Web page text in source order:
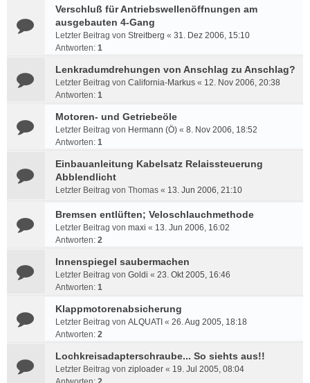
Verschluß für Antriebswellenöffnungen am
ausgebauten 4-Gang
Letzter Beitrag von Streitberg « 31. Dez 2006, 15:10
Antworten: 1
Lenkradumdrehungen von Anschlag zu Anschlag?
Letzter Beitrag von California-Markus « 12. Nov 2006, 20:38
Antworten: 1
Motoren- und Getriebeöle
Letzter Beitrag von Hermann (Ö) « 8. Nov 2006, 18:52
Antworten: 1
Einbauanleitung Kabelsatz Relaissteuerung
Abblendlicht
Letzter Beitrag von Thomas « 13. Jun 2006, 21:10
Bremsen entlüften; Veloschlauchmethode
Letzter Beitrag von maxi « 13. Jun 2006, 16:02
Antworten: 2
Innenspiegel saubermachen
Letzter Beitrag von Goldi « 23. Okt 2005, 16:46
Antworten: 1
Klappmotorenabsicherung
Letzter Beitrag von ALQUATI « 26. Aug 2005, 18:18
Antworten: 2
Lochkreisadapterschraube... So siehts aus!!
Letzter Beitrag von ziploader « 19. Jul 2005, 08:04